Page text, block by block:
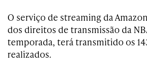
O serviço de streaming da
dos direitos de transmissão da
temporada, terá transmitido os
realizados.